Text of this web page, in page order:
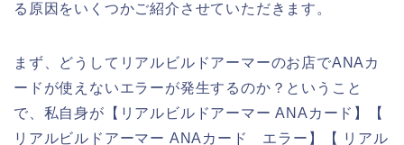
る原因をいくつかご紹介させていただきます。
まず、どうしてリアルビルドアーマーのお店でANAカ
ードが使えないエラーが発生するのか？ということ
で、私自身が【リアルビルドアーマー ANAカード】【
リアルビルドアーマー ANAカード エラー】【 リアル